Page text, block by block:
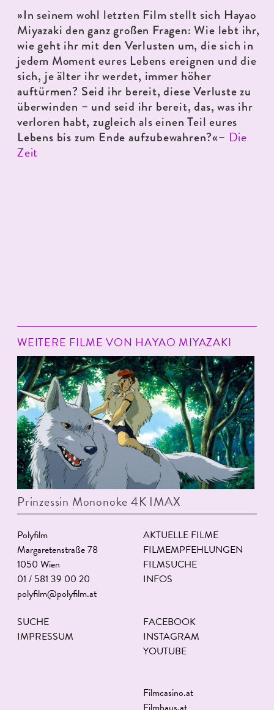
»In seinem wohl letzten Film stellt sich Hayao
Miyazaki den ganz großen Fragen: Wie lebt ihr,
wie geht ihr mit den Verlusten um, die sich in
jedem Moment eures Lebens ereignen und die
sich, je älter ihr werdet, immer höher
auftürmen? Seid ihr bereit, diese Verluste zu
überwinden – und seid ihr bereit, das, was ihr
verloren habt, zugleich als einen Teil eures
Lebens bis zum Ende aufzubewahren?«– Die
Zeit
WEITERE FILME VON HAYAO MIYAZAKI
Prinzessin Mononoke 4K IMAX
Polyfilm
Margaretenstraße 78
1050 Wien
01 / 581 39 00 20
polyfilm@polyfilm.at
AKTUELLE FILME
FILMEMPFEHLUNGEN
FILMSUCHE
INFOS
SUCHE
IMPRESSUM
FACEBOOK
INSTAGRAM
YOUTUBE
Filmcasino.at